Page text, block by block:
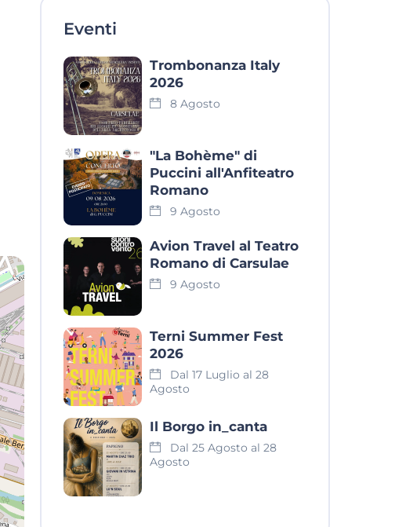
Eventi
Trombonanza Italy
2026
8 Agosto
"La Bohème" di
Puccini all'Anfiteatro
Romano
9 Agosto
Avion Travel al Teatro
Romano di Carsulae
9 Agosto
Terni Summer Fest
2026
Dal 17 Luglio al 28
Agosto
Il Borgo in_canta
Dal 25 Agosto al 28
Agosto